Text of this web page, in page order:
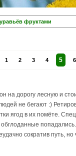
фруктами
1 2 3 4 5 6
на дорогу лесную и
не бегают :)
ягод в их помёте.
попадались.
сократив путь,